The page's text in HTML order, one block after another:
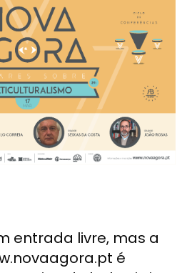
entrada livre, mas a
é